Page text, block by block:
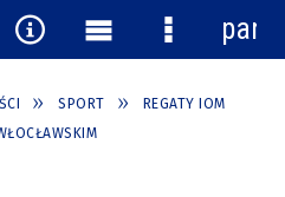
SPORT
REGATY IOM
Narzędzia
Menu
główne
Menu
panel